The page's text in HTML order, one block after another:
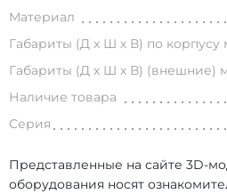
Материал
Габариты (Д х Ш х В) по корпусу
Габариты (Д х Ш х В) (внешние)
Наличие товара
Серия
Представленные на сайте 3D-
оборудования носят